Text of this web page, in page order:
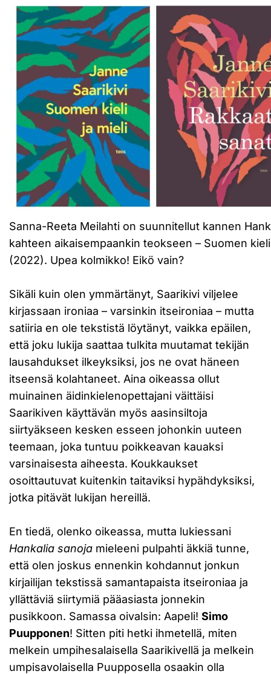
Sanna-Reeta Meilahti on suunnitellut kannen
kahteen aikaisempaankin teokseen – Suomen
(2022). Upea kolmikko! Eikö vain?
Sikäli kuin olen ymmärtänyt, Saarikivi viljelee
kirjassaan ironiaa – varsinkin itseironiaa – mutta
satiiria en ole tekstistä löytänyt, vaikka epäilen,
että joku lukija saattaa tulkita muutamat tekijän
lausahdukset ilkeyksiksi, jos ne ovat häneen
itseensä kolahtaneet. Aina oikeassa ollut
muinainen äidinkielenopettajani väittäisi
Saarikiven käyttävän myös aasinsiltoja
siirtyäkseen kesken esseen johonkin uuteen
teemaan, joka tuntuu poikkeavan kauaksi
varsinaisesta aiheesta. Koukkaukset
osoittautuvat kuitenkin taitaviksi hypähdyksiksi,
jotka pitävät lukijan hereillä.
En tiedä, olenko oikeassa, mutta lukiessani
Hankalia sanoja mieleeni pulpahti äkkiä tunne,
että olen joskus ennenkin kohdannut jonkun
kirjailijan tekstissä samantapaista itseironiaa ja
yllättäviä siirtymiä pääasiasta jonnekin
pusikkoon. Samassa oivalsin: Aapeli! Simo
Puupponen! Sitten piti hetki ihmetellä, miten
melkein umpihesalaisella Saarikivellä ja melkein
umpisavolaisella Puupposella osaakin olla